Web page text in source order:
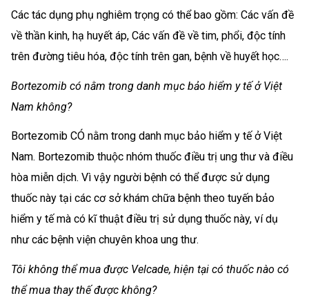
Các tác dụng phụ nghiêm trọng có thể bao gồm: Các vấn đề
về thần kinh, hạ huyết áp, Các vấn đề về tim, phổi, độc tính
trên đường tiêu hóa, độc tính trên gan, bệnh về huyết học….
Bortezomib có nằm trong danh mục bảo hiểm y tế ở Việt
Nam không?
Bortezomib CÓ nằm trong danh mục bảo hiểm y tế ở Việt
Nam. Bortezomib thuộc nhóm thuốc điều trị ung thư và điều
hòa miễn dịch. Vì vậy người bệnh có thể được sử dụng
thuốc này tại các cơ sở khám chữa bệnh theo tuyến bảo
hiểm y tế mà có kĩ thuật điều trị sử dụng thuốc này, ví dụ
như các bệnh viện chuyên khoa ung thư.
Tôi không thể mua được Velcade, hiện tại có thuốc nào có
thể mua thay thế được không?